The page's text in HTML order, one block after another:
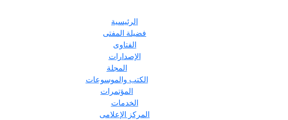
الرئيسية
فضيلة المفتى
الفتاوى
الإصدارات
المجلة
الكتب والموسوعات
المؤتمرات
الخدمات
المركز الإعلامى